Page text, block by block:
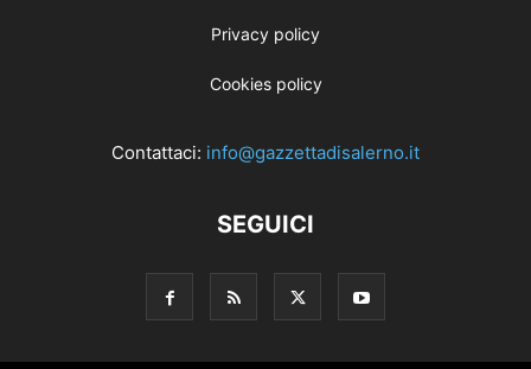
Privacy policy
Cookies policy
Contattaci: info@gazzettadisalerno.it
SEGUICI